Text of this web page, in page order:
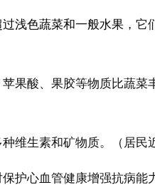
浅色蔬菜和一般水果 ，它
果酸、果胶等物质比蔬菜
维生素和矿物质。（居民
护心血管健康增强抗病